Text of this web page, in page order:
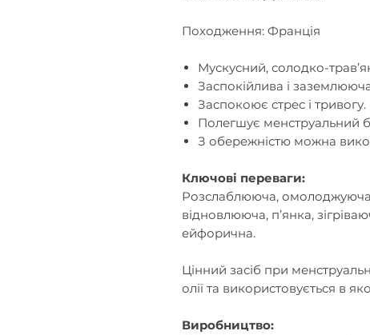
Походження: Франція
Мускусний, солодко-
Заспокійлива і заземлююч
Заспокоює стрес і тривогу.
Полегшує менструальний
З обережністю можна
Ключові переваги:
Розслаблююча, омолоджуюча
відновлююча, п’янка,
ейфорична.
Цінний засіб при
олії та використовується в
Виробництво: